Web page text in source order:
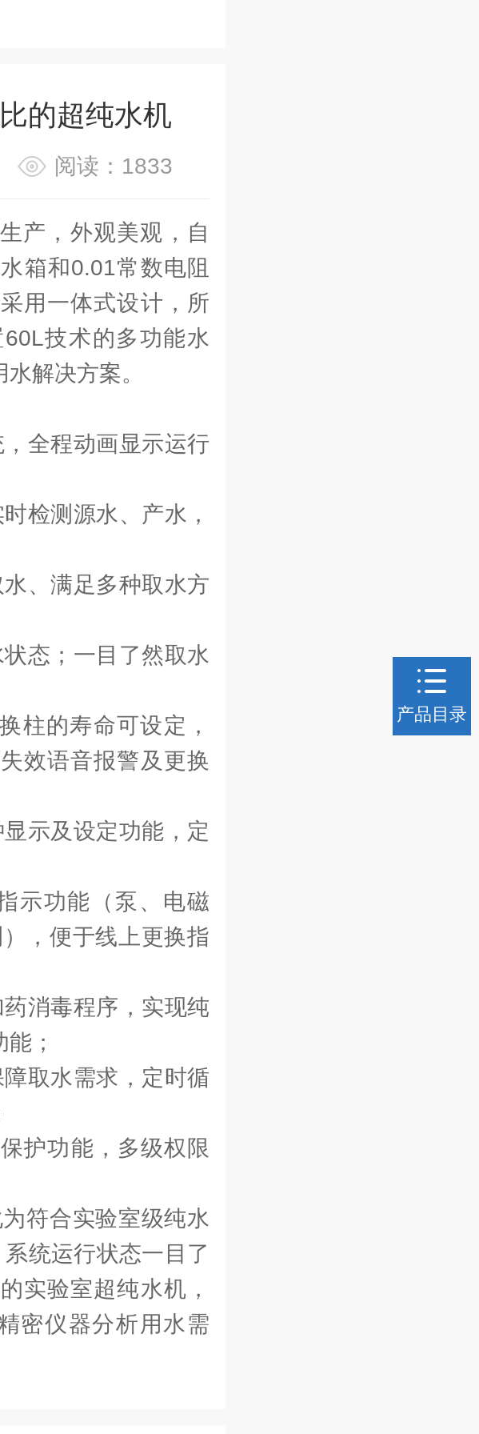
的超纯水机
阅读：1833
产，外观美观，自
箱和0.01常数电阻
用一体式设计，所
技术的多功能水
解决方案。
全程动画显示运行
测源水、产水，
、满足多种取水方
态；一目了然取水
的寿命可设定，
效语音报警及更换
示及设定功能，定
功能（泵、电磁
，便于线上更换指
消毒程序，实现纯
；
取水需求，定时循
功能，多级权限
符合实验室级纯水
统运行状态一目了
实验室超纯水机，
密仪器分析用水需
产品目录